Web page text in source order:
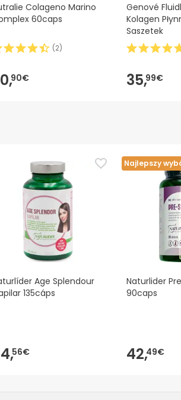
Colageno Marino
60caps
(2)
90€
Genové
Kolagen
Saszetek
35,99€
Age Splendour
135cáps
56€
Najlepszy
Naturlider
90caps
42,49€